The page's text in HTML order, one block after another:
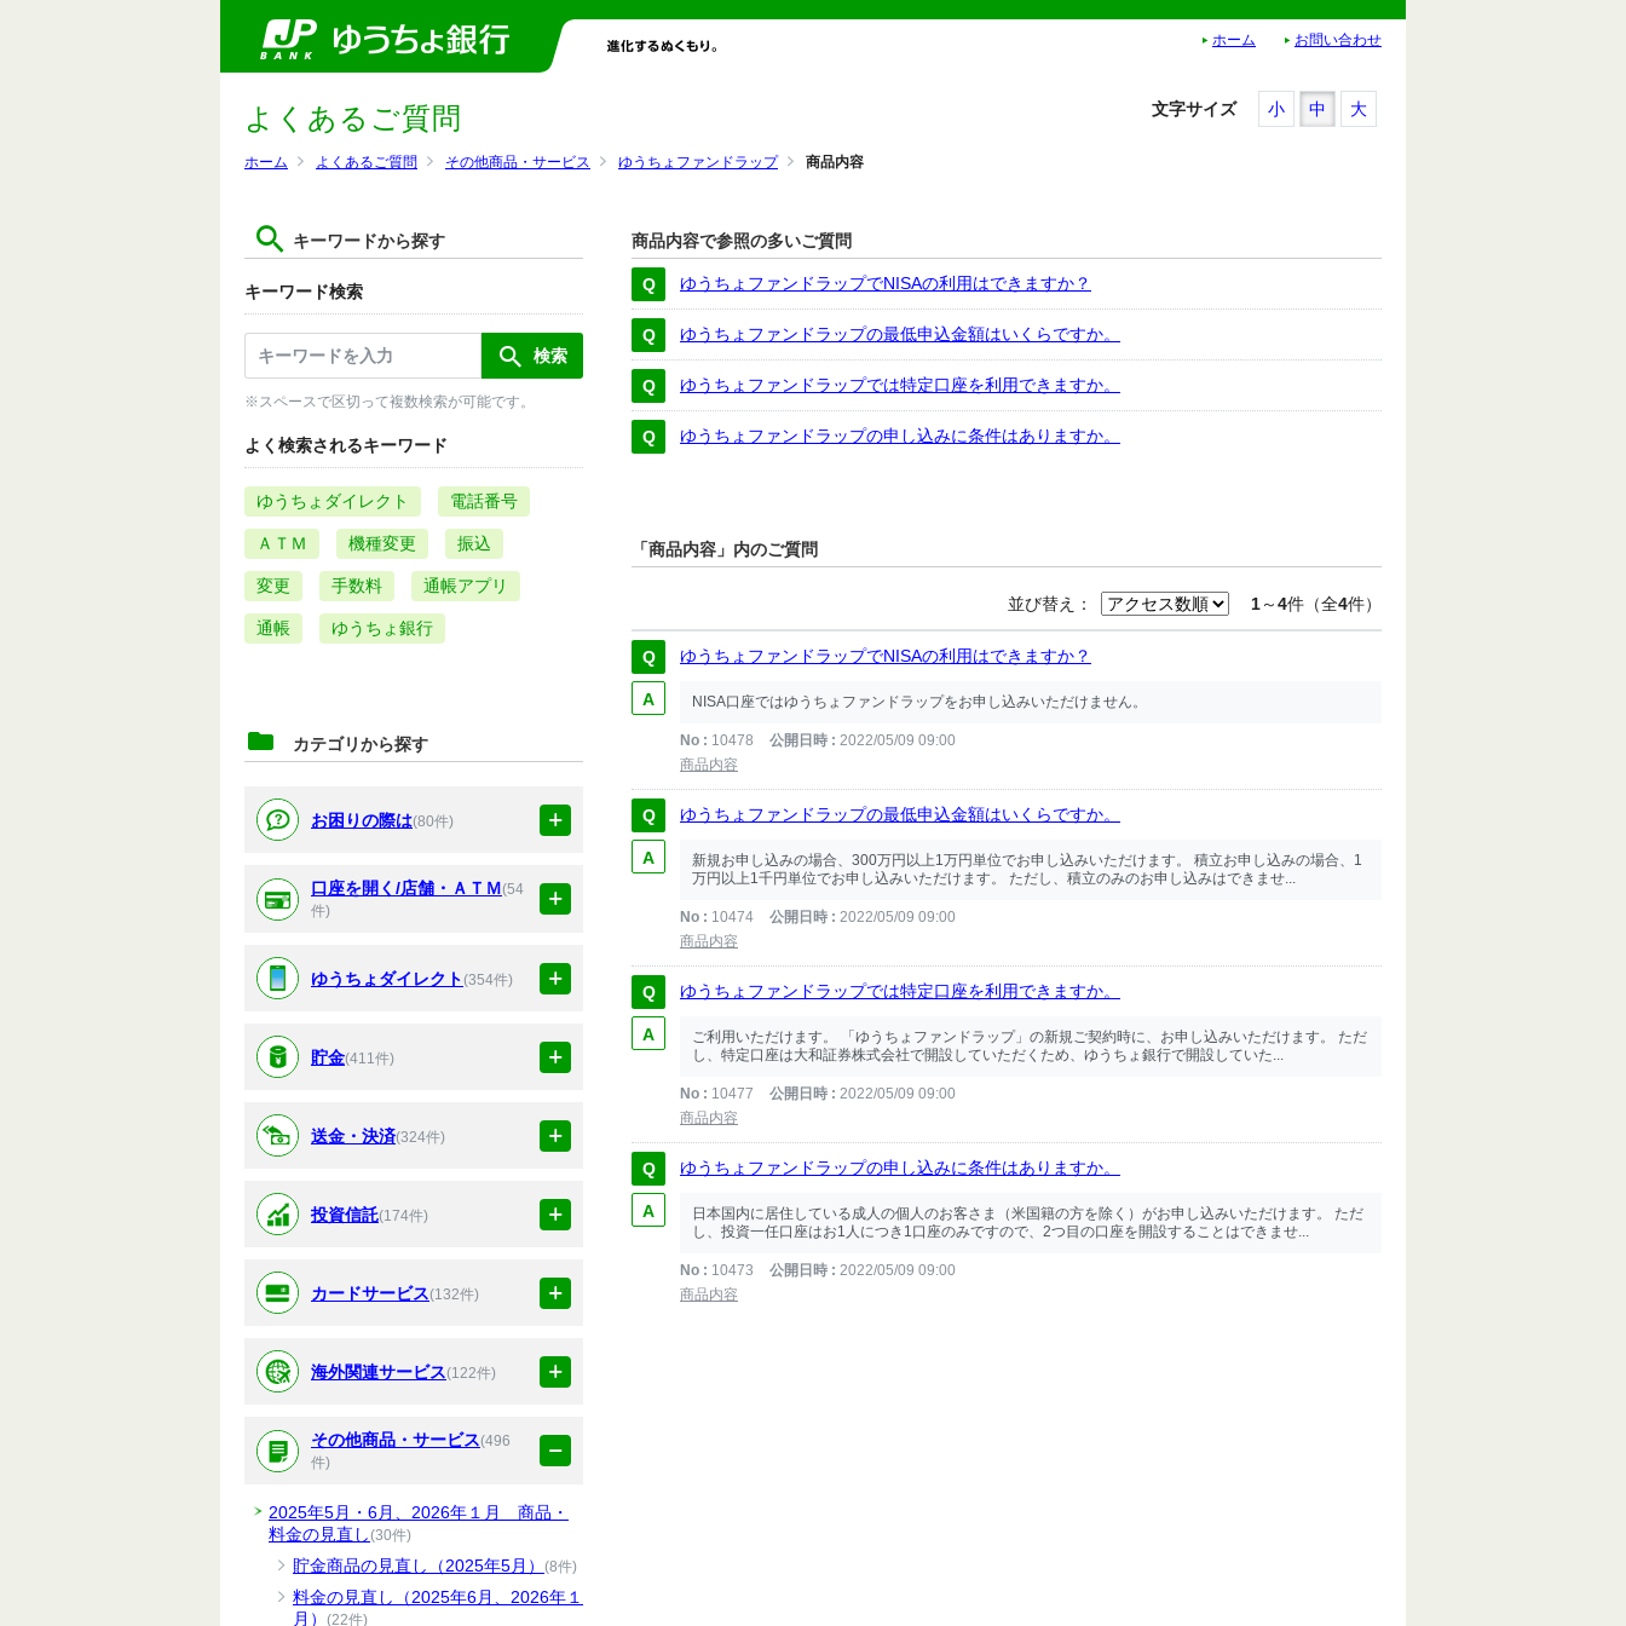
ホーム お問い合わせ
ホーム よくあるご質問 その他商品・サービス ゆうちょファンドラップ 商品内容
よくあるご質問
キーワードから探す
キーワード検索
※スペースで区切って複数検索が可能です。
よく検索されるキーワード
ゆうちょダイレクト 電話番号
ＡＴＭ 機種変更 振込
変更 手数料 通帳アプリ
通帳 ゆうちょ銀行
カテゴリから探す
お困りの際は(80件)
口座を開く/店舗・ＡＴＭ(54
件)
ゆうちょダイレクト(354件)
貯金(411件)
送金・決済(324件)
投資信託(174件)
カードサービス(132件)
海外関連サービス(122件)
その他商品・サービス(496
件)
2025年5月・6月、2026年１月 商品・
料金の見直し(30件)
貯金商品の見直し（2025年5月） (8件)
料金の見直し（2025年6月、2026年１
月） (22件)
文字サイズ 小 中 大
商品内容で参照の多いご質問
ゆうちょファンドラップでNISAの利用はできますか？
ゆうちょファンドラップの最低申込金額はいくらですか。
ゆうちょファンドラップでは特定口座を利用できますか。
ゆうちょファンドラップの申し込みに条件はありますか。
「商品内容」内のご質問
並び替え： 1～4件（全4件）
ゆうちょファンドラップでNISAの利用はできますか？
NISA口座ではゆうちょファンドラップをお申し込みいただけません。
No 10478 公開日時
2022/05/09 09:00
商品内容
ゆうちょファンドラップの最低申込金額はいくらですか。
新規お申し込みの場合、300万円以上1万円単位でお申し込みいただけます。 積立お申し込みの場合、1
万円以上1千円単位でお申し込みいただけます。 ただし、積立のみのお申し込みはできませ...
No 10474 公開日時
2022/05/09 09:00
商品内容
ゆうちょファンドラップでは特定口座を利用できますか。
ご利用いただけます。 「ゆうちょファンドラップ」の新規ご契約時に、お申し込みいただけます。 ただ
し、特定口座は大和証券株式会社で開設していただくため、ゆうちょ銀行で開設していた...
No 10477 公開日時
2022/05/09 09:00
商品内容
ゆうちょファンドラップの申し込みに条件はありますか。
日本国内に居住している成人の個人のお客さま（米国籍の方を除く）がお申し込みいただけます。 ただ
し、投資一任口座はお1人につき1口座のみですので、2つ目の口座を開設することはできませ...
No 10473 公開日時
2022/05/09 09:00
商品内容